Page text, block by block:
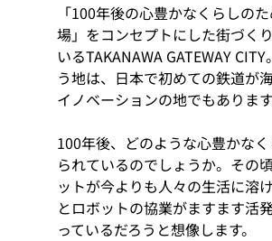
「100年後の心豊かなくらしの
場」をコンセプトにした街づく
いるTAKANAWA GATEWAY
う地は、日本で初めての鉄道が
イノベーションの地でもあります
100年後、どのような心豊かなく
られているのでしょうか。その
ットが今よりも人々の生活に溶
とロボットの協業がますます活
っているだろうと想像します。